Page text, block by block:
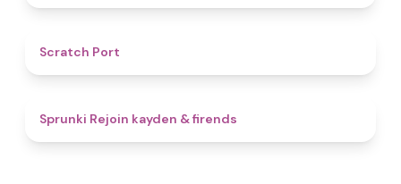
Scratch Port
Sprunki Rejoin kayden & firends